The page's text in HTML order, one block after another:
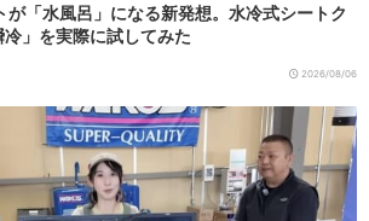
が「水風呂」になる新発想。水冷式シートク
冷」を実際に試してみた
2026/08/06